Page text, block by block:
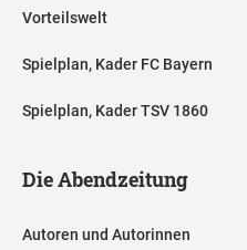
Vorteilswelt
Spielplan, Kader FC Bayern
Spielplan, Kader TSV 1860
Die Abendzeitung
Autoren und Autorinnen